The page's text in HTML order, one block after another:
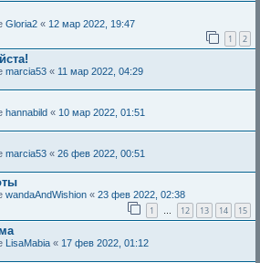
Gloria2 « 12 мар 2022, 19:47
1 2
marcia53 « 11 мар 2022, 04:29
hannabild « 10 мар 2022, 01:51
marcia53 « 26 фев 2022, 00:51
wandaAndWishion « 23 фев 2022, 02:38
1 … 12 13 14 15
LisaMabia « 17 фев 2022, 01:12